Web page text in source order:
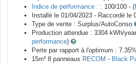
Indice de performance : : 100/100 - (
Installé le 01/04/2023 - Raccordé le
Type de vente : Surplus/AutoConso
Production attendue : 3304 kWh/
performance)
Perte par rapport à l'optimum : 7.35
15m² 8 panneaux RECOM - Black